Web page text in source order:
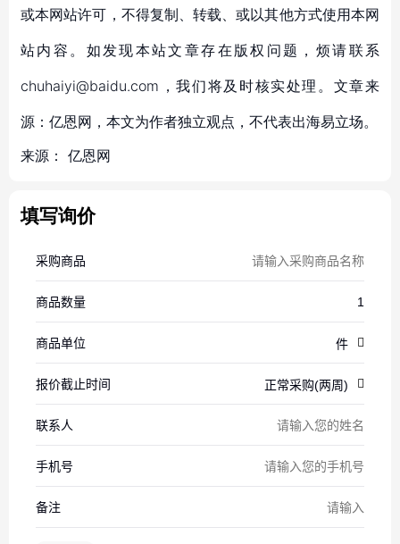
或本网站许可，不得复制、转载、或以其他方式使用本网
站内容。如发现本站文章存在版权问题，烦请联系
chuhaiyi@baidu.com，我们将及时核实处理。文章来
源：亿恩网，本文为作者独立观点，不代表出海易立场。
来源： 亿恩网
填写询价